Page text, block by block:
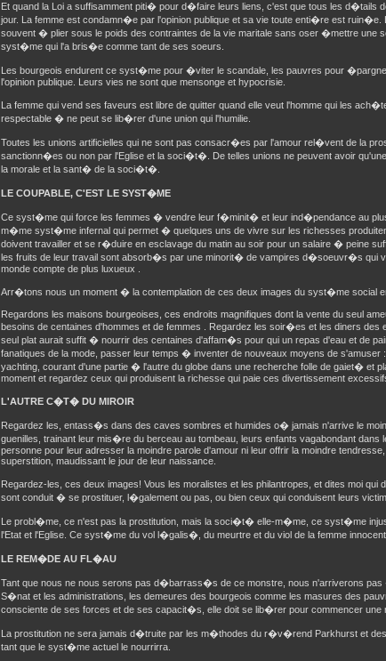
Et quand la Loi a suffisamment piti� pour d�faire leurs liens, c'est que tous les
jour. La femme est condamn�e par l'opinion publique et sa vie toute enti�re est
souvent � plier sous le poids des contraintes de la vie maritale sans oser �mettre une
syst�me qui l'a bris�e comme tant de ses soeurs.
Les bourgeois endurent ce syst�me pour �viter le scandale, les pauvres pour
l'opinion publique. Leurs vies ne sont que mensonge et hypocrisie.
La femme qui vend ses faveurs est libre de quitter quand elle veut l'homme qui les
respectable � ne peut se lib�rer d'une union qui l'humilie.
Toutes les unions artificielles qui ne sont pas consacr�es par l'amour rel�vent de la
sanctionn�es ou non par l'Eglise et la soci�t�. De telles unions ne peuvent avoir
la morale et la sant� de la soci�t�.
LE COUPABLE, C'EST LE SYST�ME
Ce syst�me qui force les femmes � vendre leur f�minit� et leur ind�pendance au
m�me syst�me infernal qui permet � quelques uns de vivre sur les richesses
doivent travailler et se r�duire en esclavage du matin au soir pour un salaire � peine
les fruits de leur travail sont absorb�s par une minorit� de vampires d�soeuvr�s qui
monde compte de plus luxueux .
Arr�tons nous un moment � la contemplation de ces deux images du syst�me social
Regardons les maisons bourgeoises, ces endroits magnifiques dont la vente du seul
besoins de centaines d'hommes et de femmes . Regardez les soir�es et les diners des
seul plat aurait suffit � nourrir des centaines d'affam�s pour qui un repas d'eau et de
fanatiques de la mode, passer leur temps � inventer de nouveaux moyens de
yachting, courant d'une partie � l'autre du globe dans une recherche folle de gaiet� et
moment et regardez ceux qui produisent la richesse qui paie ces divertissement
L'AUTRE C�T� DU MIROIR
Regardez les, entass�s dans des caves sombres et humides o� jamais n'arrive le
guenilles, trainant leur mis�re du berceau au tombeau, leurs enfants vagabondant
personne pour leur adresser la moindre parole d'amour ni leur offrir la moindre
superstition, maudissant le jour de leur naissance.
Regardez-les, ces deux images! Vous les moralistes et les philantropes, et dites moi
sont conduit � se prostituer, l�galement ou pas, ou bien ceux qui conduisent leurs
Le probl�me, ce n'est pas la prostitution, mais la soci�t� elle-m�me, ce syst�me
l'Etat et l'Eglise. Ce syst�me du vol l�galis�, du meurtre et du viol de la femme
LE REM�DE AU FL�AU
Tant que nous ne nous serons pas d�barrass�s de ce monstre, nous n'arriverons
S�nat et les administrations, les demeures des bourgeois comme les masures des
consciente de ses forces et de ses capacit�s, elle doit se lib�rer pour commencer une
La prostitution ne sera jamais d�truite par les m�thodes du r�v�rend Parkhurst et
tant que le syst�me actuel le nourrirra.